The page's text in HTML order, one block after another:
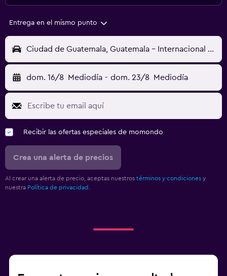
Entrega en el mismo punto
Ciudad de Guatemala, Guatemala - Internacional La Aurora (GUA)
dom. 16/8 Mediodía - dom. 23/8 Mediodía
Recibir las ofertas especiales de momondo
Crea una alerta de precios
Al crear una alerta de precio, aceptas nuestros términos y condiciones y
nuestra Política de privacidad.